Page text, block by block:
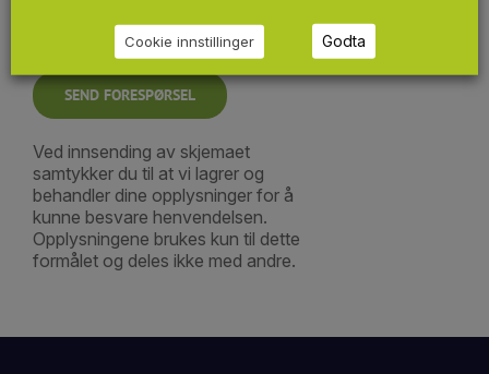
Ved innsending av skjemaet
samtykker du til at vi lagrer og
behandler dine opplysninger for å
kunne besvare henvendelsen.
Opplysningene brukes kun til dette
formålet og deles ikke med andre.
Cookie innstillinger Godta